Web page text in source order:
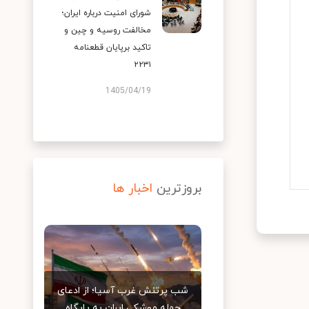
شورای امنیت درباره ایران؛
مخالفت روسیه و چین و
تاکید برپایان قطعنامه
۲۲۳۱
1405/04/19
بروزترین اخبار ها
شب پرتنش غرب آسیا؛ از ادعای